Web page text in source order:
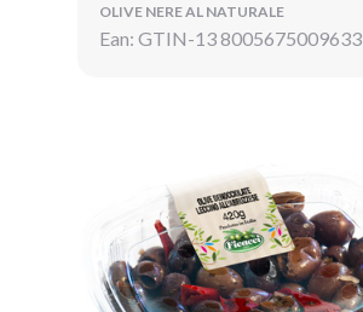
OLIVE NERE AL NATURALE
Ean: GTIN-13 8005675009633